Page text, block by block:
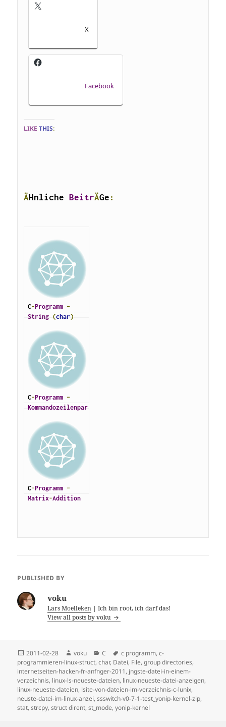
X
Facebook
LIKE THIS:
ÄHnliche BeitrÄGe :
C-Programm –
String (char)
C-Programm –
Kommandozeilenpar
C-Programm –
Matrix-Addition
PUBLISHED BY
voku
Lars Moelleken | Ich bin root, ich darf das!
View all posts by voku
Posted
on
2011-02-28 Author
voku Categories
C Tags
c programm,c-
programmieren-linux-struct,char, Datei, File,group directories,
internetseiten-hacken-fr-anfnger-2011, jngste-datei-in-einem-
verzeichnis, linux-ls-neueste-dateien, linux-neueste-datei-anzeigen,
linux-neueste-dateien, lsite-von-dateien-im-verzeichnis-c-lunix,
neuste-datei-im-linux-anzei,ssswitch-v0-7-1-test_yonip-kernel-zip,
stat,strcpy,struct dirent,st_mode,yonip-kernel